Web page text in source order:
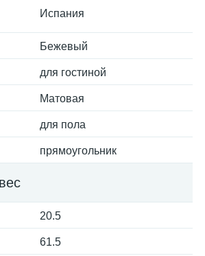
Испания
Бежевый
для гостиной
Матовая
для пола
прямоугольник
20.5
61.5